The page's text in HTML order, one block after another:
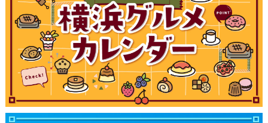
観光ガイド
ランキング